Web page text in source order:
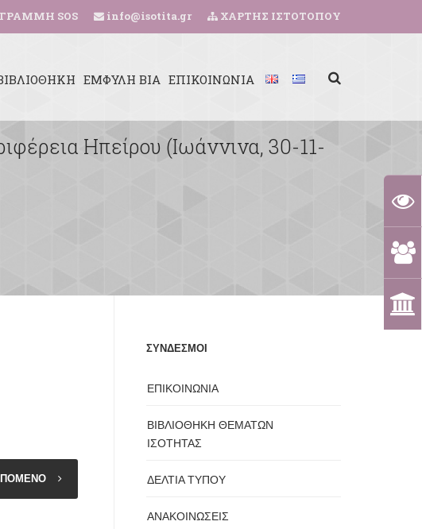
ΓΡΑΜΜΗ SOS info@isotita.gr ΧΑΡΤΗΣ ΙΣΤΟΤΟΠΟΥ
ΕΜΦΥΛΗ ΒΙΑ ΕΠΙΚΟΙΝΩΝΙΑ
Ηπείρου (Ιωάννινα, 30-11-
ΣΥΝΔΕΣΜΟΙ
ΕΠΙΚΟΙΝΩΝΙΑ
ΒΙΒΛΙΟΘΗΚΗ ΘΕΜΑΤΩΝ
ΙΣΟΤΗΤΑΣ
ΔΕΛΤΙΑ ΤΥΠΟΥ
ΑΝΑΚΟΙΝΩΣΕΙΣ